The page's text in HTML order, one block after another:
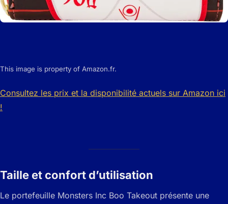
This image is property of Amazon.fr.
Consultez les prix et la disponibilité actuels sur Amazon ici
!
Taille et confort d’utilisation
Le portefeuille Monsters Inc Boo Takeout présente une